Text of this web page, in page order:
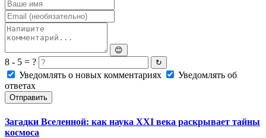
😊
8 - 5 = ? ↻
Уведомлять о новых комментариях
Уведомлять об
ответах
Отправить
Загадки Вселенной: как наука XXI века раскрывает тайны
космоса